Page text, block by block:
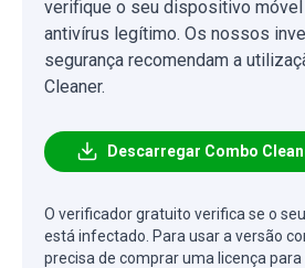
verifique o seu dispositivo
antivírus legítimo. Os nossos
segurança recomendam a
Cleaner.
Descarregar Combo
O verificador gratuito verifica se o
está infectado. Para usar a versão
precisa de comprar uma licença para